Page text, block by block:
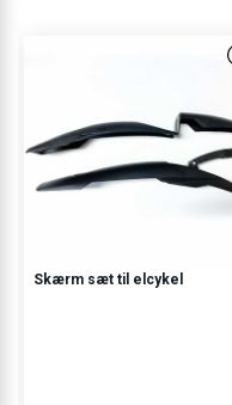
Skærm sæt til elcykel